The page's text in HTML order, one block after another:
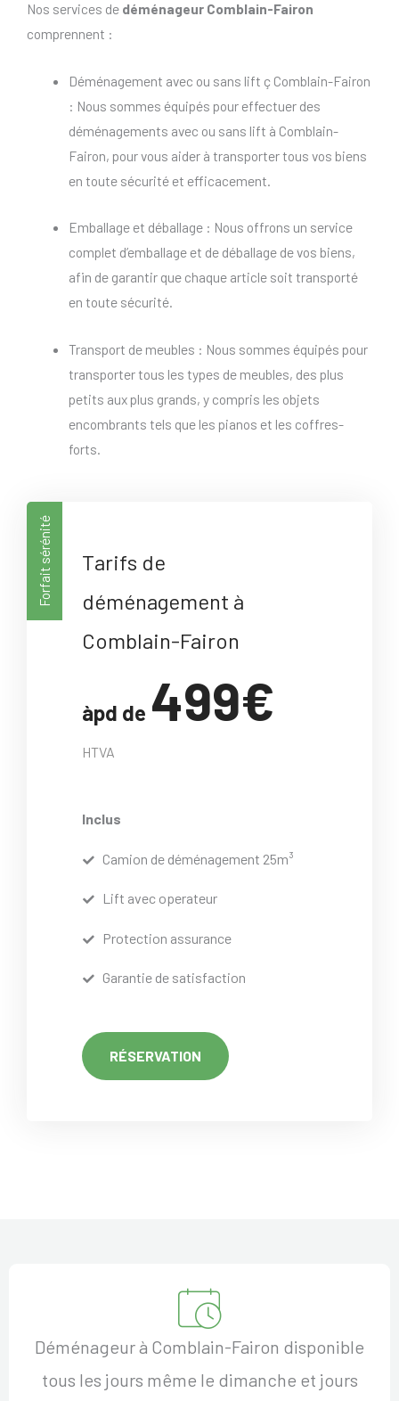
Nos services de déménageur Comblain-Fairon
comprennent :
Déménagement avec ou sans lift ç Comblain-Fairon
: Nous sommes équipés pour effectuer des
déménagements avec ou sans lift à Comblain-
Fairon, pour vous aider à transporter tous vos biens
en toute sécurité et efficacement.
Emballage et déballage : Nous offrons un service
complet d’emballage et de déballage de vos biens,
afin de garantir que chaque article soit transporté
en toute sécurité.
Transport de meubles : Nous sommes équipés pour
transporter tous les types de meubles, des plus
petits aux plus grands, y compris les objets
encombrants tels que les pianos et les coffres-
forts.
Forfait sérénité
Tarifs de
déménagement à
Comblain-Fairon
àpd de 499€
HTVA
Inclus
Camion de déménagement 25m³
Lift avec operateur
Protection assurance
Garantie de satisfaction
RÉSERVATION
Déménageur à Comblain-Fairon disponible
tous les jours même le dimanche et jours